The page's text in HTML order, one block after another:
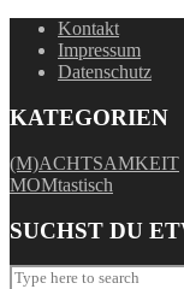
Kontakt
Impressum
Datenschutz
KATEGORIEN
(M)ACHTSAMKEIT
MOMtastisch
SUCHST DU